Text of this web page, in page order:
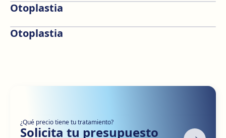
Antes
Otoplastia
Antes
Otoplastia
¿Qué precio tiene tu tratamiento?
Solicita tu presupuesto